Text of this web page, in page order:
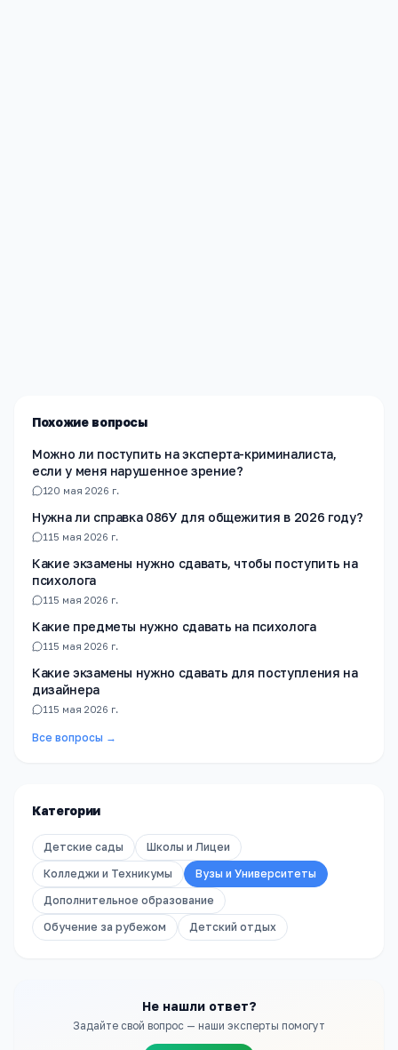
Похожие вопросы
Можно ли поступить на эксперта-криминалиста,
если у меня нарушенное зрение?
120 мая 2026 г.
Нужна ли справка 086У для общежития в 2026 году?
1 15 мая 2026 г.
Какие экзамены нужно сдавать, чтобы поступить на
психолога
1 15 мая 2026 г.
Какие предметы нужно сдавать на психолога
1 15 мая 2026 г.
Какие экзамены нужно сдавать для поступления на
дизайнера
1 15 мая 2026 г.
Все вопросы →
Категории
Детские сады
Школы и Лицеи
Колледжи и Техникумы
Вузы и Университеты
Дополнительное образование
Обучение за рубежом
Детский отдых
Не нашли ответ?
Задайте свой вопрос — наши эксперты помогут